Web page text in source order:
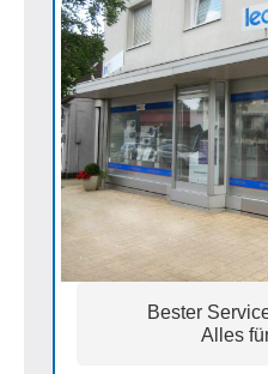
Bester
Alles